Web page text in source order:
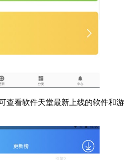
看软件天堂最新上线的软件和游